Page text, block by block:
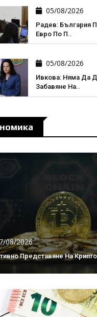
05/08/2026
Радев: България
Евро По П..
05/08/2026
Ивкова: Няма Да
Забавяне На..
08/2026
Представяне На